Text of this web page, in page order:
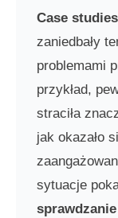
Case studies
zaniedbały
problemami
przykład,
straciła
jak okazało
sytuacje